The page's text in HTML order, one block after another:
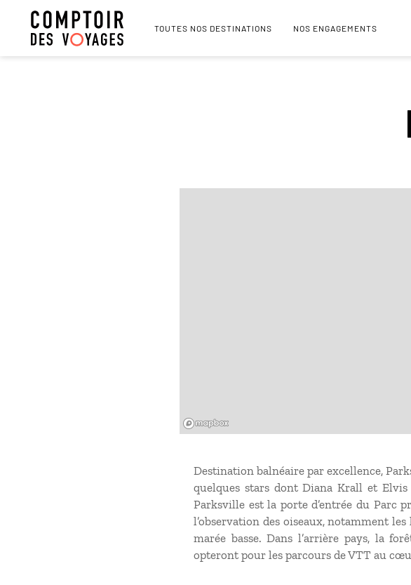
TOUTES NOS DESTINATIONS NOS ENGAGEMENTS
Destination balnéaire par excellence,
quelques stars dont Diana Krall et
Parksville est la porte d’entrée du Parc
l’observation des oiseaux, notamment
marée basse. Dans l’arrière pays, la
opteront pour les parcours de VTT au